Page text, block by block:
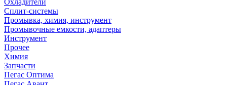
Охладители
Сплит-системы
Промывка, химия, инструмент
Промывочные емкости, адаптеры
Инструмент
Прочее
Химия
Запчасти
Пегас Оптима